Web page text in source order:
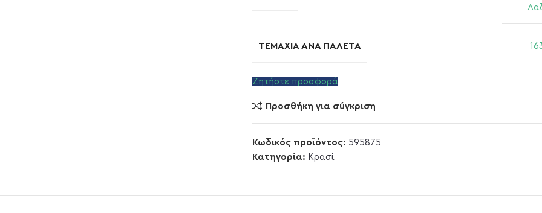
ΤΕΜΆΧΙΑ ΑΝΆ ΠΑΛΈΤΑ
Ζητήστε προσφορά
Προσθήκη για σύγκριση
Κωδικός προϊόντος: 595875
Κατηγορία: Κρασί